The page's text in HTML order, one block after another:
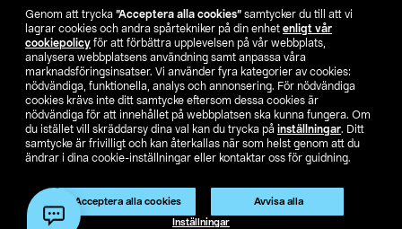
Genom att trycka ”Acceptera alla cookies” samtycker du till att vi
lagrar cookies och andra spårtekniker på din enhet enligt vår
cookiepolicy för att förbättra upplevelsen på vår webbplats,
analysera webbplatsens användning samt anpassa våra
marknadsföringsinsatser. Vi använder fyra kategorier av cookies:
nödvändiga, funktionella, analys och annonsering. För nödvändiga
cookies krävs inte ditt samtycke eftersom dessa cookies är
nödvändiga för att innehållet på webbplatsen ska kunna fungera. Om
du istället vill skräddarsy dina val kan du trycka på inställningar. Ditt
samtycke är frivilligt och kan återkallas när som helst genom att du
ändrar i dina cookie-inställningar eller kontaktar oss för guidning.
Acceptera alla cookies Avvisa alla
Inställningar
Hitta butik
SE NO FI
Ändra till priser exklusive moms